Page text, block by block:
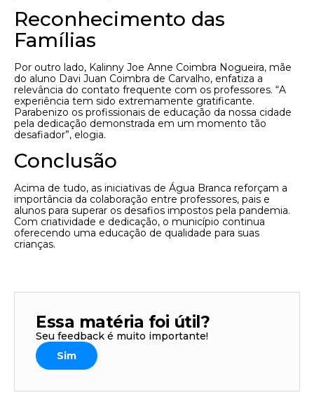
Reconhecimento das
Famílias
Por outro lado, Kalinny Joe Anne Coimbra Nogueira, mãe
do aluno Davi Juan Coimbra de Carvalho, enfatiza a
relevância do contato frequente com os professores. “A
experiência tem sido extremamente gratificante.
Parabenizo os profissionais de educação da nossa cidade
pela dedicação demonstrada em um momento tão
desafiador”, elogia.
Conclusão
Acima de tudo, as iniciativas de Água Branca reforçam a
importância da colaboração entre professores, pais e
alunos para superar os desafios impostos pela pandemia.
Com criatividade e dedicação, o município continua
oferecendo uma educação de qualidade para suas
crianças.
Essa matéria foi útil?
Seu feedback é muito importante!
Sim